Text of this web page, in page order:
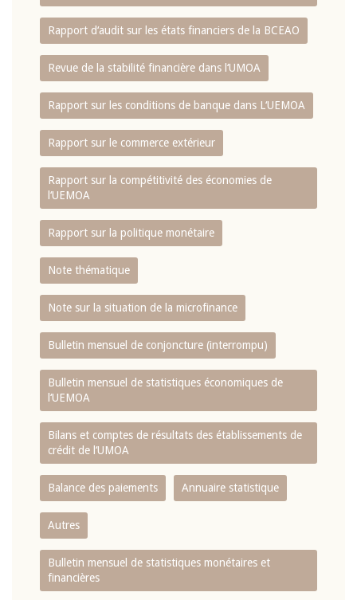
Rapport d‘audit sur les états financiers de la BCEAO
Revue de la stabilité financière dans l‘UMOA
Rapport sur les conditions de banque dans L‘UEMOA
Rapport sur le commerce extérieur
Rapport sur la compétitivité des économies de
l‘UEMOA
Rapport sur la politique monétaire
Note thématique
Note sur la situation de la microfinance
Bulletin mensuel de conjoncture (interrompu)
Bulletin mensuel de statistiques économiques de
l‘UEMOA
Bilans et comptes de résultats des établissements de
crédit de l‘UMOA
Balance des paiements Annuaire statistique
Autres
Bulletin mensuel de statistiques monétaires et
financières